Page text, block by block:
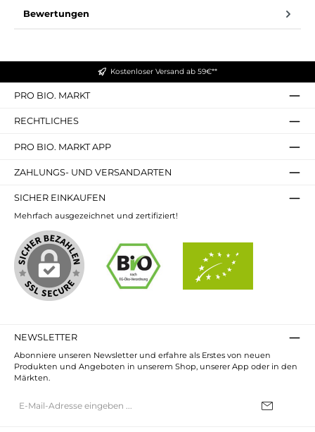
Bewertungen
Kostenloser Versand ab 59€**
PRO BIO. MARKT
RECHTLICHES
PRO BIO. MARKT APP
ZAHLUNGS- UND VERSANDARTEN
SICHER EINKAUFEN
Mehrfach ausgezeichnet und zertifiziert!
NEWSLETTER
Abonniere unseren Newsletter und erfahre als Erstes von neuen
Produkten und Angeboten in unserem Shop, unserer App oder in den
Märkten.
Mail-